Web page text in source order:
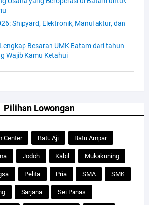
Shipyard, Elektronik, Manufaktur, dan
Besaran UMK Batam dari tahun
Wajib Kamu Ketahui
Pilihan Lowongan
Center Batu Aji Batu Ampar
Jodoh Kabil Mukakuning
Pelita Pria SMA SMK
Sarjana Sei Panas